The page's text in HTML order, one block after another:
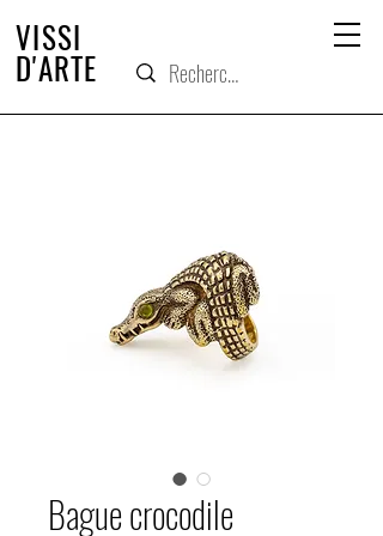
D'ARTE
VISSI
Bague crocodile